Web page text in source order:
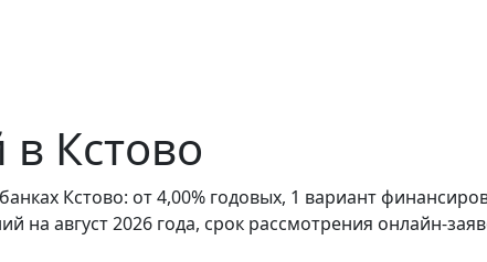
Кстово
Кстово: от 4,00% годовых, 1 вариант
август 2026 года, срок рассмотрения онлайн-